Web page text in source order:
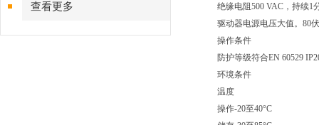
查看更多
绝缘电阻500 VAC，持续1
驱动器电源电压大值。80
操作条件
防护等级符合EN 60529
环境条件
温度
操作-20至40°C